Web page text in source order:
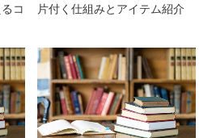
コ
片付く仕組みとアイテム紹介